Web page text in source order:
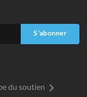
S'abonner
du soutien